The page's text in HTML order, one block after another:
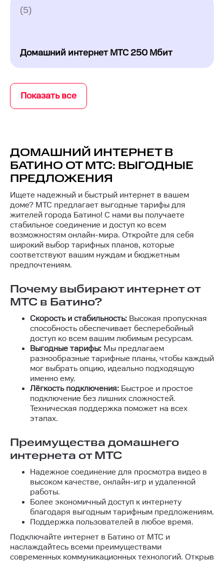
(5)
Домашний интернет МТС 250 Мбит
Показать все
ДОМАШНИЙ ИНТЕРНЕТ В
БАТИНО ОТ МТС: ВЫГОДНЫЕ
ПРЕДЛОЖЕНИЯ
Ищете надежный и быстрый интернет в вашем
доме? МТС предлагает выгодные тарифы для
жителей города Батино! С нами вы получаете
стабильное соединение и доступ ко всем
возможностям онлайн-мира. Откройте для себя
широкий выбор тарифных планов, которые
соответствуют вашим нуждам и бюджетным
предпочтениям.
Почему выбирают интернет от
МТС в Батино?
Скорость и стабильность: Высокая пропускная
способность обеспечивает бесперебойный
доступ ко всем вашим любимым ресурсам.
Выгодные тарифы: Мы предлагаем
разнообразные тарифные планы, чтобы каждый
мог выбрать опцию, идеально подходящую
именно ему.
Лёгкость подключения: Быстрое и простое
подключение без лишних сложностей.
Техническая поддержка поможет на всех
этапах.
Преимущества домашнего
интернета от МТС
Надежное соединение для просмотра видео в
высоком качестве, онлайн-игр и удаленной
работы.
Более экономичный доступ к интернету
благодаря выгодным тарифным предложениям.
Поддержка пользователей в любое время.
Подключайте интернет в Батино от МТС и
наслаждайтесь всеми преимуществами
современных коммуникационных технологий. Открыв